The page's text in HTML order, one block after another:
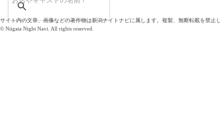
サイト内の文章、画像などの著作物は新潟ナイトナビに属します。複製、無断転載を禁止
© Niigata Night Navi. All rights reserved.